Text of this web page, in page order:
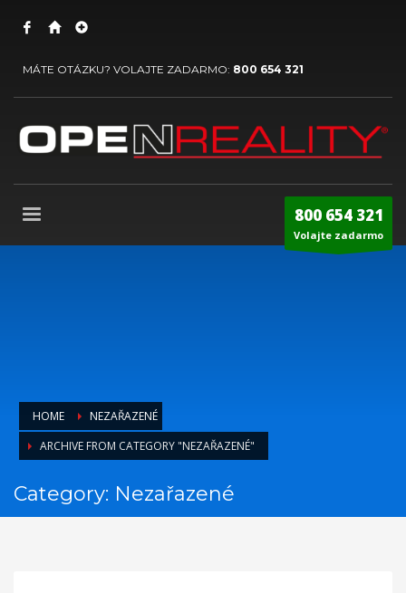
MÁTE OTÁZKU? VOLAJTE ZADARMO: 800 654 321
800 654 321
Volajte zadarmo
HOME
NEZAŘAZENÉ
ARCHIVE FROM CATEGORY "NEZAŘAZENÉ"
Category: Nezařazené